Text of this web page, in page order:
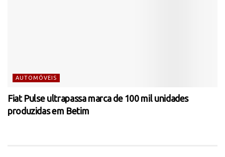
AUTOMÓVEIS
Fiat Pulse ultrapassa marca de 100 mil unidades
produzidas em Betim